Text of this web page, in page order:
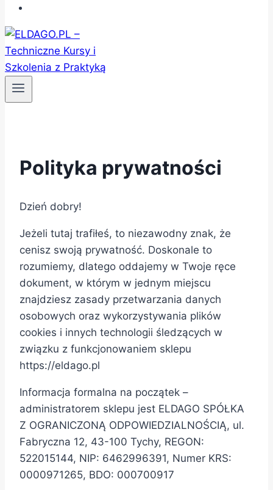
Polityka prywatności
Dzień dobry!
Jeżeli tutaj trafiłeś, to niezawodny znak, że
cenisz swoją prywatność. Doskonale to
rozumiemy, dlatego oddajemy w Twoje ręce
dokument, w którym w jednym miejscu
znajdziesz zasady przetwarzania danych
osobowych oraz wykorzystywania plików
cookies i innych technologii śledzących w
związku z funkcjonowaniem sklepu
https://eldago.pl
Informacja formalna na początek –
administratorem sklepu jest ELDAGO SPÓŁKA
Z OGRANICZONĄ ODPOWIEDZIALNOŚCIĄ, ul.
Fabryczna 12, 43-100 Tychy, REGON:
522015144, NIP: 6462996391, Numer KRS:
0000971265, BDO: 000700917